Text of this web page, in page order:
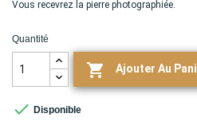
Vous recevrez la pierre photographiée.
Quantité
 Ajouter Au
 Disponible